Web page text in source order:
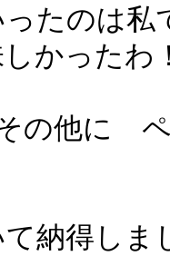
たのは私
かったわ
の他に
納得しま